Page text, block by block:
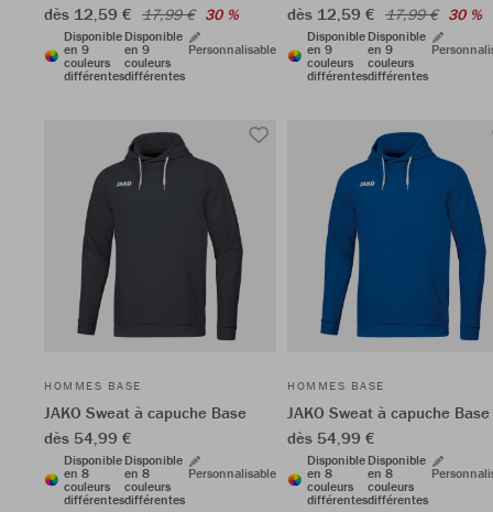
dès 12,59 € 17,99 € 30 %
Disponible
en 9
couleurs
différentes
Disponible
en 9
couleurs
différentes
Personnalisable
dès 12,59 € 17,99 € 30 %
Disponible
en 9
couleurs
différentes
Disponible
en 9
couleurs
différentes
HOMMES BASE
JAKO Sweat à capuche Base
dès 54,99 €
Disponible
en 8
couleurs
différentes
Disponible
en 8
couleurs
différentes
Personnalisable
HOMMES BASE
JAKO Sweat à capuche Base
dès 54,99 €
Disponible
en 8
couleurs
différentes
Disponible
en 8
couleurs
différentes